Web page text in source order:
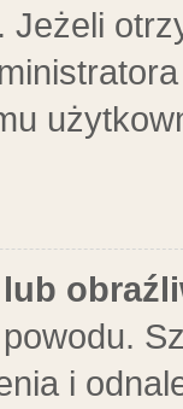
Jeżeli
lub
i